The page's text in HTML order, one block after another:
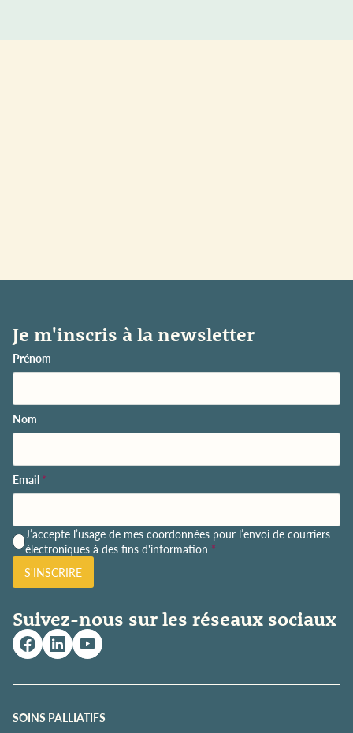
Je m'inscris à la newsletter
Prénom
Nom
Email *
P
o
l
t
q
u
e
e
o
J’accepte l’usage de mes coordonnées pour l’envoi de courriers
électroniques à des fins d'information *
S'INSCRIRE
Suivez-nous sur les réseaux sociaux
SOINS PALLIATIFS